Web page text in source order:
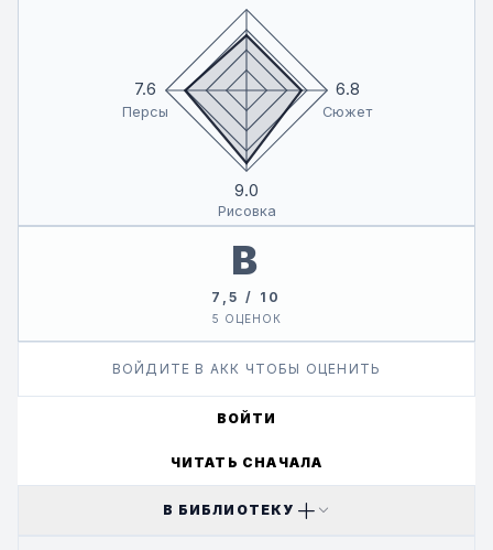
6.8
9.0
7.6
Сюжет
Рисовка
Персы
B
7,5 / 10
5 ОЦЕНОК
ВОЙДИТЕ В АКК ЧТОБЫ ОЦЕНИТЬ
ВОЙТИ
ЧИТАТЬ СНАЧАЛА
В БИБЛИОТЕКУ